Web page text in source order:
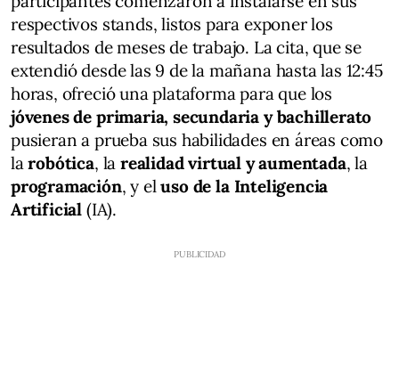
respectivos stands, listos para exponer los
resultados de meses de trabajo. La cita, que se
extendió desde las 9 de la mañana hasta las 12:45
horas, ofreció una plataforma para que los
jóvenes de primaria, secundaria y bachillerato
pusieran a prueba sus habilidades en áreas como
larobótica, la realidad virtual y aumentada, la
programación, y eluso de la Inteligencia
Artificial (IA).